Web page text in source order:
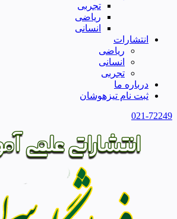
تجربی
ریاضی
انسانی
انتشارات
ریاضی
انسانی
تجربی
درباره ما
ثبت نام تیزهوشان
021-72249